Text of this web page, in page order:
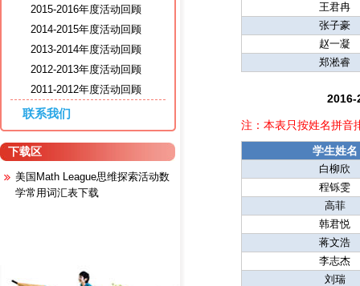
2015-2016年度活动回顾
2014-2015年度活动回顾
2013-2014年度活动回顾
2012-2013年度活动回顾
2011-2012年度活动回顾
联系我们
下载区
美国Math League思维探索活动数
学常用词汇表下载
王君冉
张子豪
赵一凝
郑淞睿
2016-
注：本表只按姓名拼音
学生姓名
白柳欣
程铄雯
高菲
韩君悦
蒋文浩
李志杰
刘瑞